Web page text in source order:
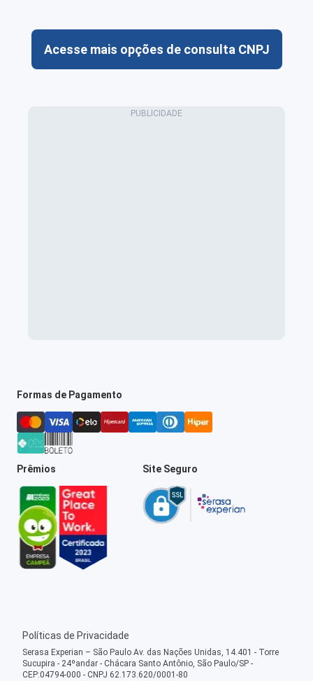
Acesse mais opções de consulta CNPJ
Formas de Pagamento
Prêmios Site Seguro
Políticas de Privacidade
Serasa Experian – São Paulo Av. das Nações Unidas, 14.401 - Torre
Sucupira - 24ºandar - Chácara Santo Antônio, São Paulo/SP -
CEP:04794-000 - CNPJ 62.173.620/0001-80